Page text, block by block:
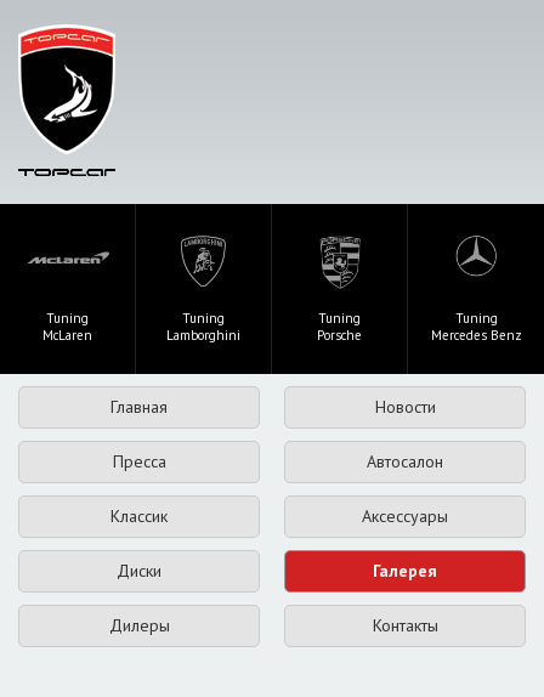
Tuning
McLaren
Tuning
Lamborghini
Tuning
Porsche
Tuning
Mercedes Benz
Главная Новости
Пресса Автосалон
Классик Аксессуары
Диски Галерея
Дилеры Контакты